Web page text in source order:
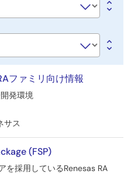
ファミリ向け情報
発環境
サス
(FSP)
を採用しているRenesas RA